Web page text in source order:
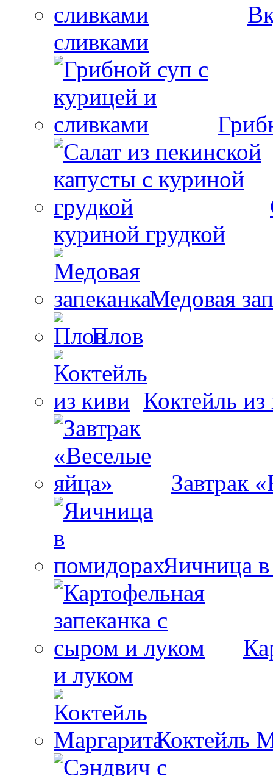
сливками
куриной грудкой
Медовая
Плов
Коктейль из
Завтрак
Яичница
и луком
Коктейль